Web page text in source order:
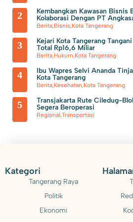
Barang Bukti
2
Kembangkan Kawasan Bisnis
Kolaborasi Dengan PT
Berita,Bisnis,Kota Tangerang
3
Kejari Kota Tangerang
Total Rp16,6 Miliar
Berita,Hukum,Kota Tangerang
4
Ibu Wapres Selvi Ananda
Kota Tangerang
Berita,Kesehatan,Kota Tangerang
5
Transjakarta Rute Ciledug-
Segera Beroperasi
Regional,Transportasi
Kategori
Tangerang Raya
Politik
Ekonomi